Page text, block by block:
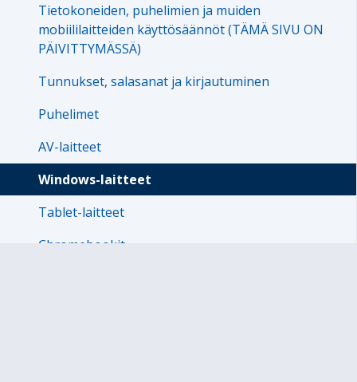
Tietokoneiden, puhelimien ja muiden
mobiililaitteiden käyttösäännöt (TÄMÄ SIVU ON
PÄIVITTYMÄSSÄ)
Tunnukset, salasanat ja kirjautuminen
Puhelimet
AV-laitteet
Windows-laitteet
Tablet-laitteet
Chromebookit